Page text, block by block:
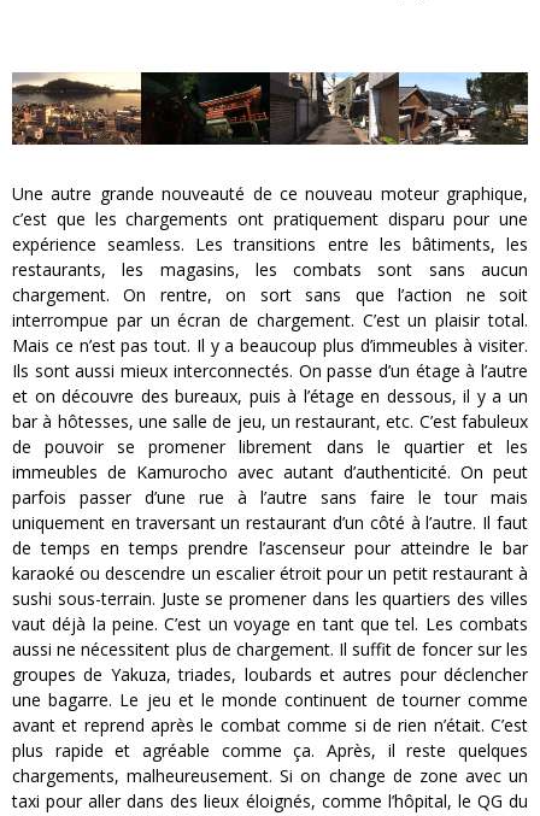
Une autre grande nouveauté de ce nouveau moteur graphique,
c’est que les chargements ont pratiquement disparu pour une
expérience seamless. Les transitions entre les bâtiments, les
restaurants, les magasins, les combats sont sans aucun
chargement. On rentre, on sort sans que l’action ne soit
interrompue par un écran de chargement. C’est un plaisir total.
Mais ce n’est pas tout. Il y a beaucoup plus d’immeubles à visiter.
Ils sont aussi mieux interconnectés. On passe d’un étage à l’autre
et on découvre des bureaux, puis à l’étage en dessous, il y a un
bar à hôtesses, une salle de jeu, un restaurant, etc. C’est fabuleux
de pouvoir se promener librement dans le quartier et les
immeubles de Kamurocho avec autant d’authenticité. On peut
parfois passer d’une rue à l’autre sans faire le tour mais
uniquement en traversant un restaurant d’un côté à l’autre. Il faut
de temps en temps prendre l’ascenseur pour atteindre le bar
karaoké ou descendre un escalier étroit pour un petit restaurant à
sushi sous-terrain. Juste se promener dans les quartiers des villes
vaut déjà la peine. C’est un voyage en tant que tel. Les combats
aussi ne nécessitent plus de chargement. Il suffit de foncer sur les
groupes de Yakuza, triades, loubards et autres pour déclencher
une bagarre. Le jeu et le monde continuent de tourner comme
avant et reprend après le combat comme si de rien n’était. C’est
plus rapide et agréable comme ça. Après, il reste quelques
chargements, malheureusement. Si on change de zone avec un
taxi pour aller dans des lieux éloignés, comme l’hôpital, le QG du